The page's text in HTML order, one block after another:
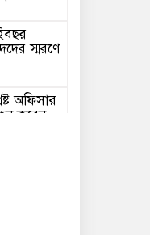
স্মরণে
অফিসার
করেন